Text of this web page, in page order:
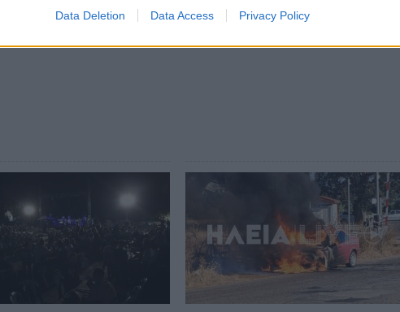
Data Deletion Data Access Privacy Policy
και μάθετε πρώτοι όλες τις ειδήσεις